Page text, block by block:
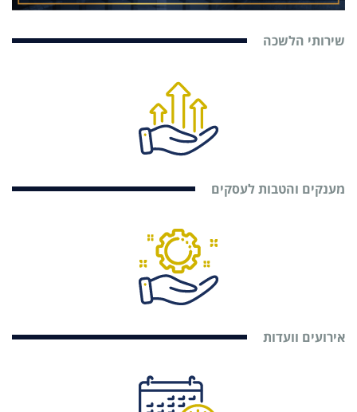
שירותי הלשכה
מענקים והטבות לעסקים
אירועים וועדות